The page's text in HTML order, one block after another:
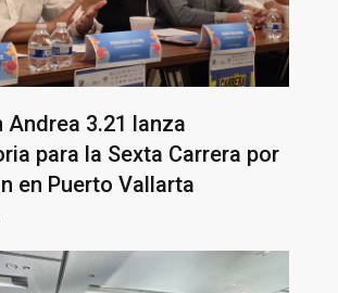
Andrea 3.21 lanza
para la Sexta Carrera por
en Puerto Vallarta